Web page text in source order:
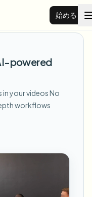
始める
powered
your videosNo
workflows